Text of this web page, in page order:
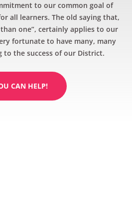
to our common goal of
all learners. The old saying that,
one”, certainly applies to our
fortunate to have many, many
to the success of our District.
CAN HELP!